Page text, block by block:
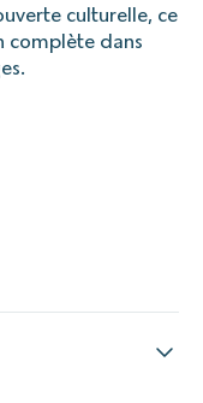
culturelle, ce
complète dans